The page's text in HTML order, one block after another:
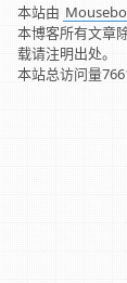
本站由
本博客所有文章
载请注明出处。
本站总访问量